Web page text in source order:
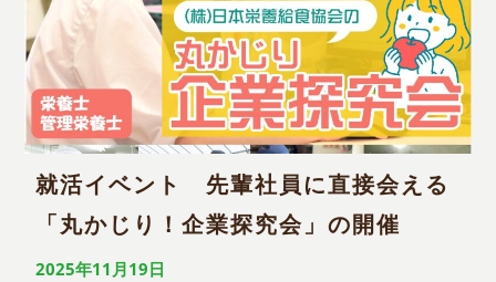
就活イベント 先輩社員に直接会える
「丸かじり！企業探究会」の開催
2025年11月19日